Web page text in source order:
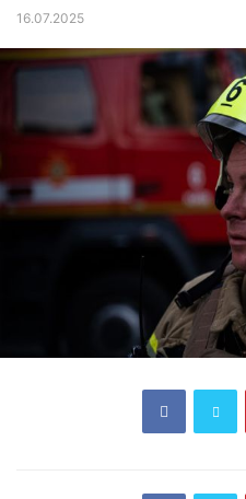
16.07.2025